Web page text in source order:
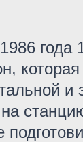
года